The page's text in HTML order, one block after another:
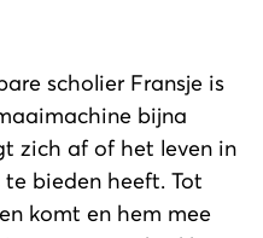
scholier Fransje is
bijna
zich af of het leven in
bieden heeft. Tot
komt en hem mee